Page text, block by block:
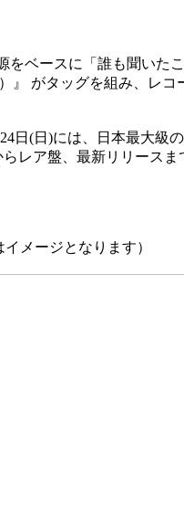
ベースに「誰も聞いた
がタッグを組み、レコ
(日)には、日本最大級
レア盤、最新リリース
メージとなります）